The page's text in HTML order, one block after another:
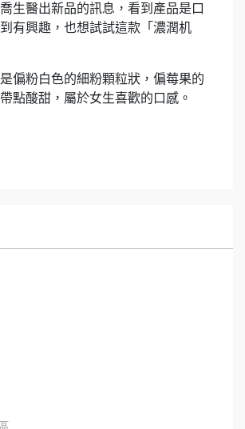
生醫出新品的訊息，看到產品是口
有興趣，也想試試這款「濃潤机
偏粉白色的細粉顆粒狀，偏莓果的
點酸甜，屬於女生喜歡的口感。